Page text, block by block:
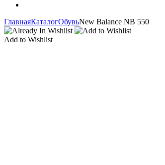
ГлавнаяКаталогОбувьNew Balance NB 550
Add to Wishlist